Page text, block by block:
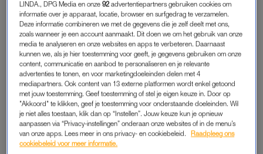
EEN HUIS VOL
‘Welkom in ons gezin, mooi meisje’, schrijft ze. ‘Wat zijn we
dankbaar dat je er bent.Je bent een kostbaar geschenk
een feest dat we je nu in onze armen kunnen sluiten!’ De naam
is met zorg uitgekozen. Eljada betekent ‘gekend door God’,
Charis betekent ‘genade’, legt vader Maarten in de nieuwste
familievlog uit.
“Bijzonder hoor om je dochter in je armen te sluiten”, vertelt hij.
LINDA., DPG Media en onze92 advertentiepartners gebruiken cookies om
informatie over je apparaat, locatie, browser en surfgedrag te verzamelen.
Deze informatie combineren we met de gegevens die je zelf deelt met ons,
zoals wanneer je een account aanmaakt. Dit doen we om het gebruik van onze
media te analyseren en onze websites en apps te verbeteren. Daarnaast
kunnen we, als je hier toestemming voor geeft, je gegevens gebruiken om onze
content, communicatie en aanbod te personaliseren en je relevante
advertenties te tonen, en voor marketingdoeleinden delen met 4
mediapartners. Ook content van 13 externe platformen wordt enkel getoond
met jouw toestemming. Geef toestemming of stel je eigen keuze in. Door op
"Akkoord" te klikken, geef je toestemming voor onderstaande doeleinden. Wil
je niet alles toestaan, klik dan op “Instellen”. Jouw keuze kun je opnieuw
aanpassen via “Privacy-instellingen” onderaan onze websites of in de menu’s
van onze apps. Lees meer in ons privacy- en cookiebeleid.
Raadpleeg ons
cookiebeleid voor meer informatie.